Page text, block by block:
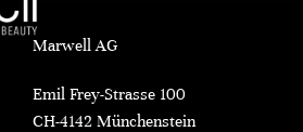
Marwell AG
Emil Frey-Strasse 100
CH-4142 Münchenstein